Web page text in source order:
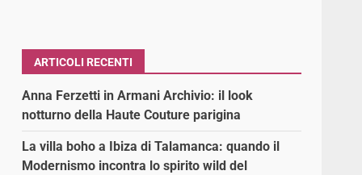
ARTICOLI RECENTI
Anna Ferzetti in Armani Archivio: il look
notturno della Haute Couture parigina
La villa boho a Ibiza di Talamanca: quando il
Modernismo incontra lo spirito wild del